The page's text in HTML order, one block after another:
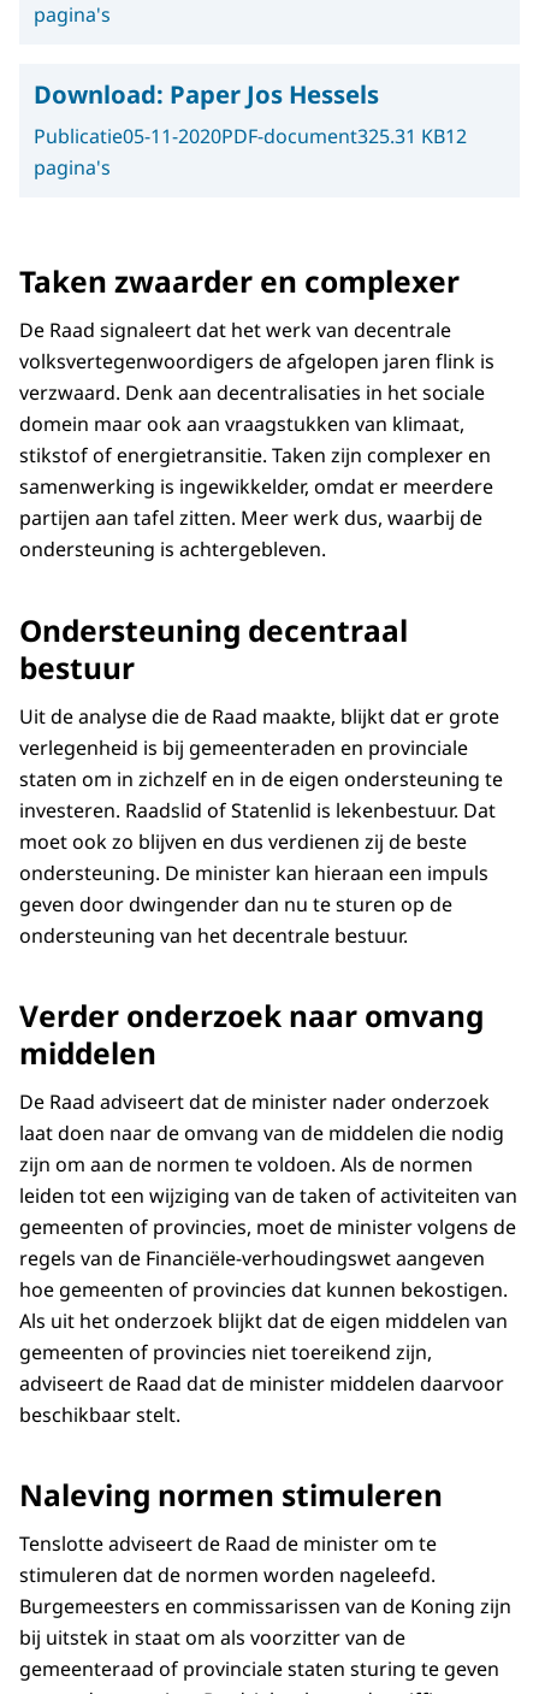
pagina's
Download: Paper Jos Hessels
Publicatie05-11-2020PDF-document325.31 KB12
pagina's
Taken zwaarder en complexer
De Raad signaleert dat het werk van decentrale
volksvertegenwoordigers de afgelopen jaren flink is
verzwaard. Denk aan decentralisaties in het sociale
domein maar ook aan vraagstukken van klimaat,
stikstof of energietransitie. Taken zijn complexer en
samenwerking is ingewikkelder, omdat er meerdere
partijen aan tafel zitten. Meer werk dus, waarbij de
ondersteuning is achtergebleven.
Ondersteuning decentraal
bestuur
Uit de analyse die de Raad maakte, blijkt dat er grote
verlegenheid is bij gemeenteraden en provinciale
staten om in zichzelf en in de eigen ondersteuning te
investeren. Raadslid of Statenlid is lekenbestuur. Dat
moet ook zo blijven en dus verdienen zij de beste
ondersteuning. De minister kan hieraan een impuls
geven door dwingender dan nu te sturen op de
ondersteuning van het decentrale bestuur.
Verder onderzoek naar omvang
middelen
De Raad adviseert dat de minister nader onderzoek
laat doen naar de omvang van de middelen die nodig
zijn om aan de normen te voldoen. Als de normen
leiden tot een wijziging van de taken of activiteiten van
gemeenten of provincies, moet de minister volgens de
regels van de Financiële-verhoudingswet aangeven
hoe gemeenten of provincies dat kunnen bekostigen.
Als uit het onderzoek blijkt dat de eigen middelen van
gemeenten of provincies niet toereikend zijn,
adviseert de Raad dat de minister middelen daarvoor
beschikbaar stelt.
Naleving normen stimuleren
Tenslotte adviseert de Raad de minister om te
stimuleren dat de normen worden nageleefd.
Burgemeesters en commissarissen van de Koning zijn
bij uitstek in staat om als voorzitter van de
gemeenteraad of provinciale staten sturing te geven